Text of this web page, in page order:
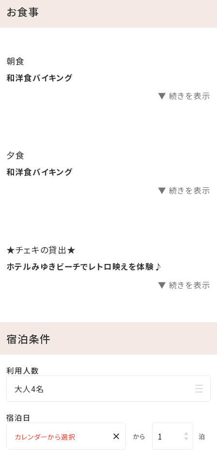
＼レトロ映えな2大特典／
①昭和レトロな柄が大人気の「アデリアグラス」にカラフ
ルなドリンクを注ぐ☆レトロウェルカムドリンク
チェキ貸出し（お部屋に一台）
チェキ専用フィルムチェキ専用フィルム1パック10枚
※特典は小学生以上に限ります。
☆･*:.｡. .｡.:*･☆ﾟ･*:.｡. .｡.:*･☆ﾟ･*:.｡. .｡.:*･☆ﾟ･*:.｡.
■当館のココがおすすめ
□全室オーシャンビュー確約！
□沖縄と言えば海！ホテル目の前はプライベートビーチ
♪
□全室和洋室なので小さなお子様連れのファミリーに
□全室バス・トイレ別！広々浴室で快適
疲れた身体をのんびり休めることのできる広々空間。
お食事
朝食
和洋食バイキング
▼ 続きを表示
夕食
和洋食バイキング
▼ 続きを表示
★チェキの貸出★
ホテルみゆきビーチでレトロ映えを体験♪
▼ 続きを表示
宿泊条件
利用人数
大人4名
宿泊日
× から 泊